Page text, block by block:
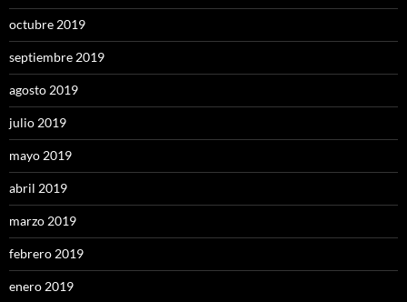
octubre 2019
septiembre 2019
agosto 2019
julio 2019
mayo 2019
abril 2019
marzo 2019
febrero 2019
enero 2019